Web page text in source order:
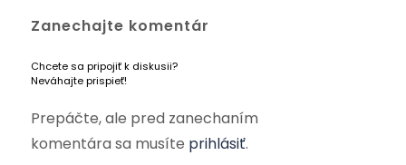
Zanechajte komentár
Chcete sa pripojiť k diskusii?
Neváhajte prispieť!
Prepáčte, ale pred zanechaním
komentára sa musíte prihlásiť.